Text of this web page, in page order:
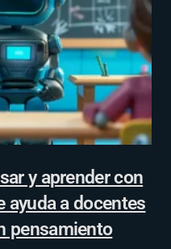
y aprender con
ayuda a docentes
pensamiento